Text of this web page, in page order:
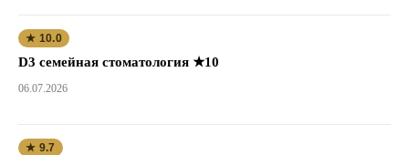
★ 10.0
D3 семейная стоматология ★10
06.07.2026
★ 9.7